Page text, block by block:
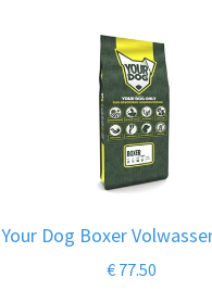
Your Dog Boxer
€ 77.50